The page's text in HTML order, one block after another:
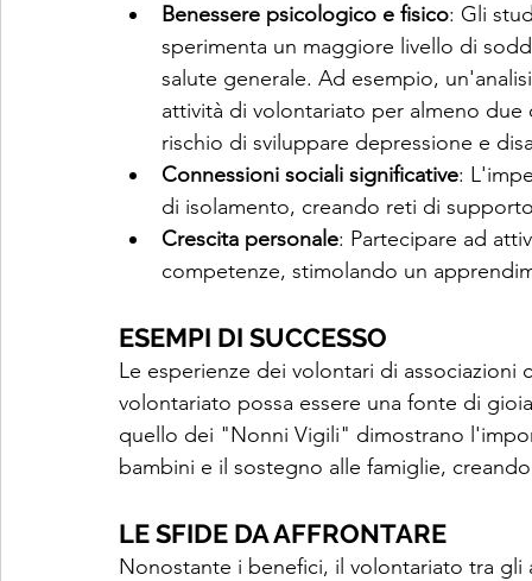
Benessere psicologico e fisico: Gli
sperimenta un maggiore livello di
salute generale. Ad esempio,
attività di volontariato per almeno
rischio di sviluppare depressione e
Connessioni sociali significative:
di isolamento, creando reti di
Crescita personale: Partecipare ad
competenze, stimolando un
ESEMPI DI SUCCESSO
Le esperienze dei volontari di
volontariato possa essere una fonte di
quello dei "Nonni Vigili" dimostrano
bambini e il sostegno alle famiglie,
LE SFIDE DA AFFRONTARE
Nonostante i benefici, il volontariato tra gli